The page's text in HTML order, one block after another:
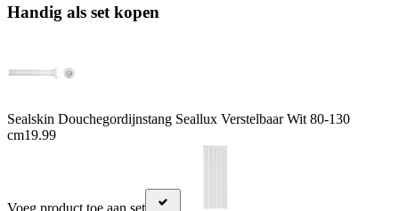
Handig als set kopen
Sealskin Douchegordijnstang Seallux Verstelbaar Wit 80-130
cm19.99